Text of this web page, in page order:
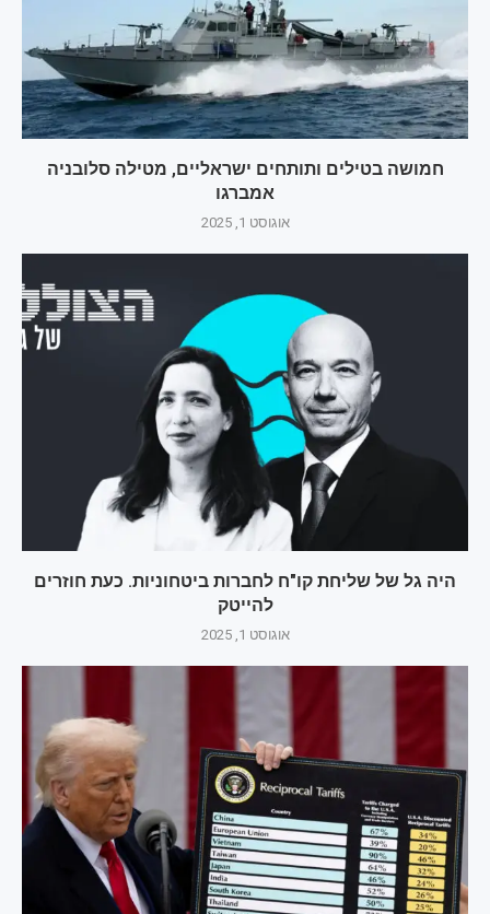
חמושה בטילים ותותחים ישראליים, מטילה סלובניה
אמברגו
אוגוסט 1, 2025
היה גל של שליחת קו"ח לחברות ביטחוניות. כעת חוזרים
להייטק
אוגוסט 1, 2025